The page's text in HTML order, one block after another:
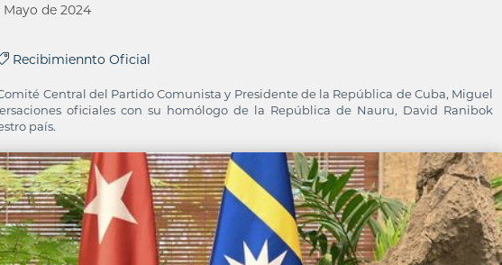
Mayo de 2024
Recibimiennto Oficial
Central del Partido Comunista y Presidente de la República de Cuba, Miguel
oficiales con su homólogo de la República de Nauru, David Ranibok
país.